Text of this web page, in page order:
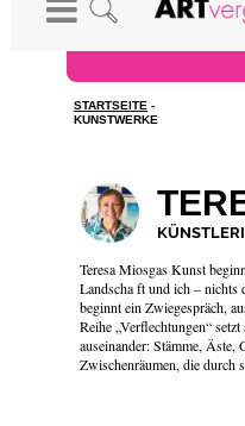
STARTSEITE -
KUNSTWERKE
Teresa Miosgas Kunst
Landscha ft und ich – nichts
beginnt ein Zwiegespräch,
Reihe „Verflechtungen“
auseinander: Stämme, Äste,
Zwischenräumen, die durch